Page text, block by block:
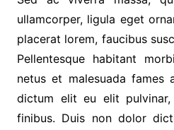
ullamcorper, ligula eget
placerat lorem, faucibus
Pellentesque habitant
netus et malesuada fames
dictum elit eu elit pulvinar,
finibus. Duis non dolor